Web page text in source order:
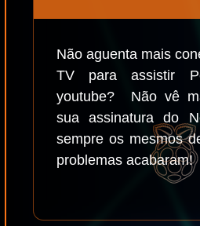
Não aguenta mais
TV para assistir
youtube? Não vê
sua assinatura do
sempre os mesmos
problemas acabaram!